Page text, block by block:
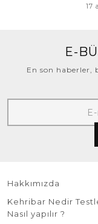
17
E-
En son haberler,
Hakkımızda
Kehribar Nedir
Nasıl yapılır ?